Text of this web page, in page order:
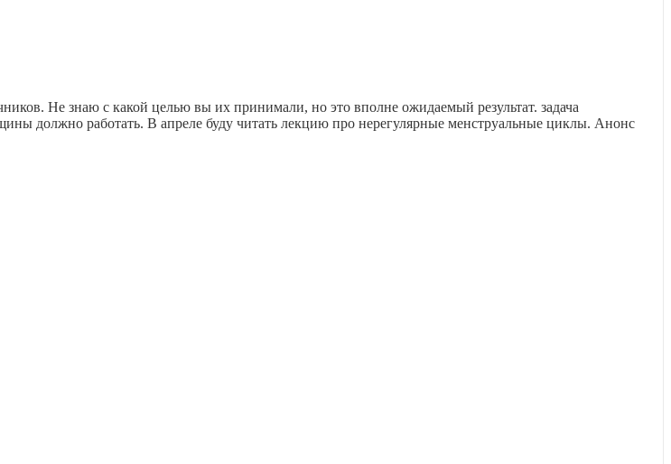
Не знаю с какой целью вы их принимали, но это вполне ожидаемый результат. задача
должно работать. В апреле буду читать лекцию про нерегулярные менструальные циклы. Анонс